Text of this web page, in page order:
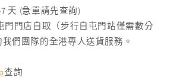
天 (急單請先查詢)
門門店自取（步行自屯門站僅需數分
們團隊的全港專人送貨服務。
查詢